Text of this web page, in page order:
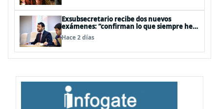
Exsubsecretario recibe dos nuevos
exámenes: “confirman lo que siempre he
dicho que no consumo droga”
Hace 2 días